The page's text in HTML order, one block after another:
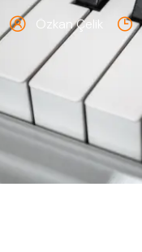
Özkan Çelik